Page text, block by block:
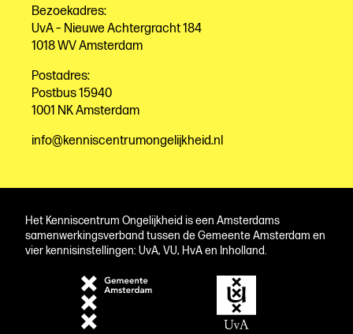
Bezoekadres:
UvA – Nieuwe Achtergracht 184
1018 WV Amsterdam
Postadres:
Postbus 15940
1001 NK Amsterdam
info@kenniscentrumongelijkheid.nl
Het Kenniscentrum Ongelijkheid is een Amsterdams
samenwerkingsverband tussen de Gemeente Amsterdam en
vier kennisinstellingen: UvA, VU, HvA en Inholland.